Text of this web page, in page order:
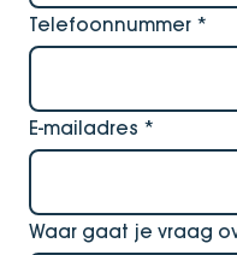
Telefoonnummer *
E-mailadres *
Waar gaat je vraag